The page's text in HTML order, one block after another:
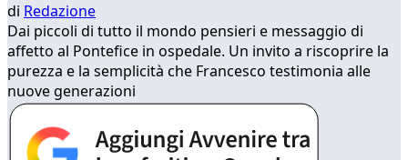
di Redazione
Dai piccoli di tutto il mondo pensieri e messaggio di
affetto al Pontefice in ospedale. Un invito a riscoprire la
purezza e la semplicità che Francesco testimonia alle
nuove generazioni